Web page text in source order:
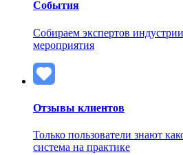
События
Собираем экспертов
мероприятия
Отзывы клиентов
Только пользователи знают
система на практике